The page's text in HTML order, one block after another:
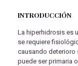
INTRODUCCIÓN
La hiperhidrosis es
se requiere
causando deterioro
puede ser primaria